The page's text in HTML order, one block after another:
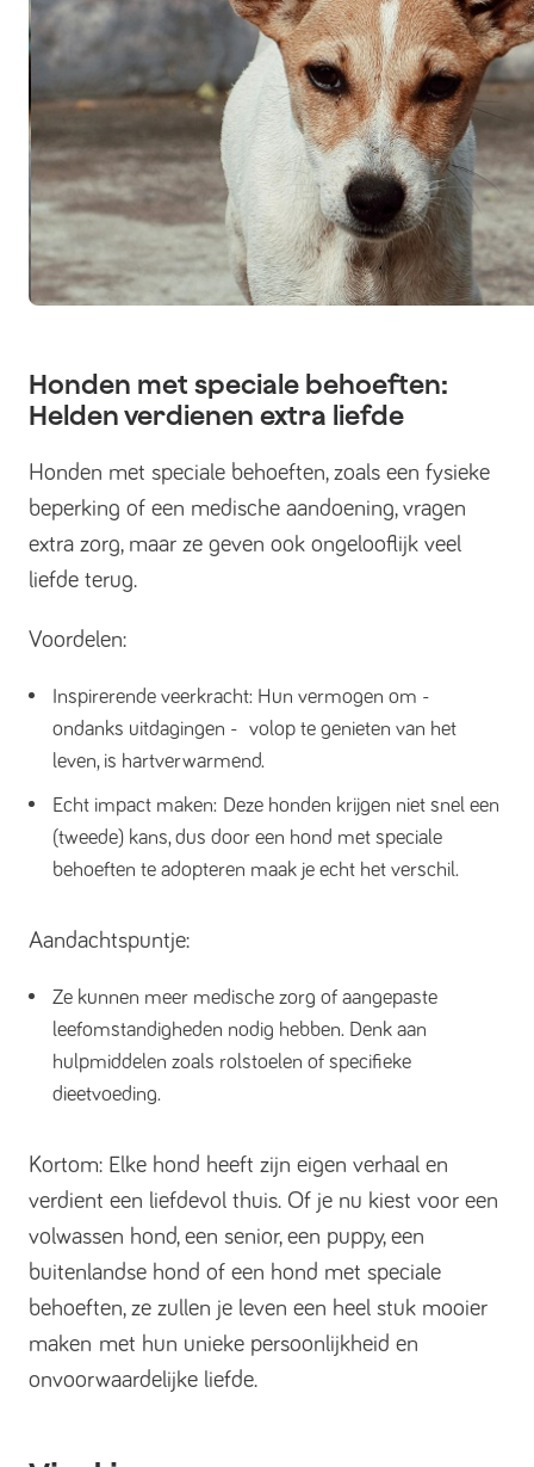
Honden met speciale behoeften:
Helden verdienen extra liefde
Honden met speciale behoeften, zoals een fysieke
beperking of een medische aandoening, vragen
extra zorg, maar ze geven ook ongelooflijk veel
liefde terug.
Voordelen:
Inspirerende veerkracht: Hun vermogen om -
ondanks uitdagingen - volop te genieten van het
leven, is hartverwarmend.
Echt impact maken: Deze honden krijgen niet snel een
(tweede) kans, dus door een hond met speciale
behoeften te adopteren maak je echt het verschil.
Aandachtspuntje:
Ze kunnen meer medische zorg of aangepaste
leefomstandigheden nodig hebben. Denk aan
hulpmiddelen zoals rolstoelen of specifieke
dieetvoeding.
Kortom: Elke hond heeft zijn eigen verhaal en
verdient een liefdevol thuis. Of je nu kiest voor een
volwassen hond, een senior, een puppy, een
buitenlandse hond of een hond met speciale
behoeften, ze zullen je leven een heel stuk mooier
maken met hun unieke persoonlijkheid en
onvoorwaardelijke liefde.